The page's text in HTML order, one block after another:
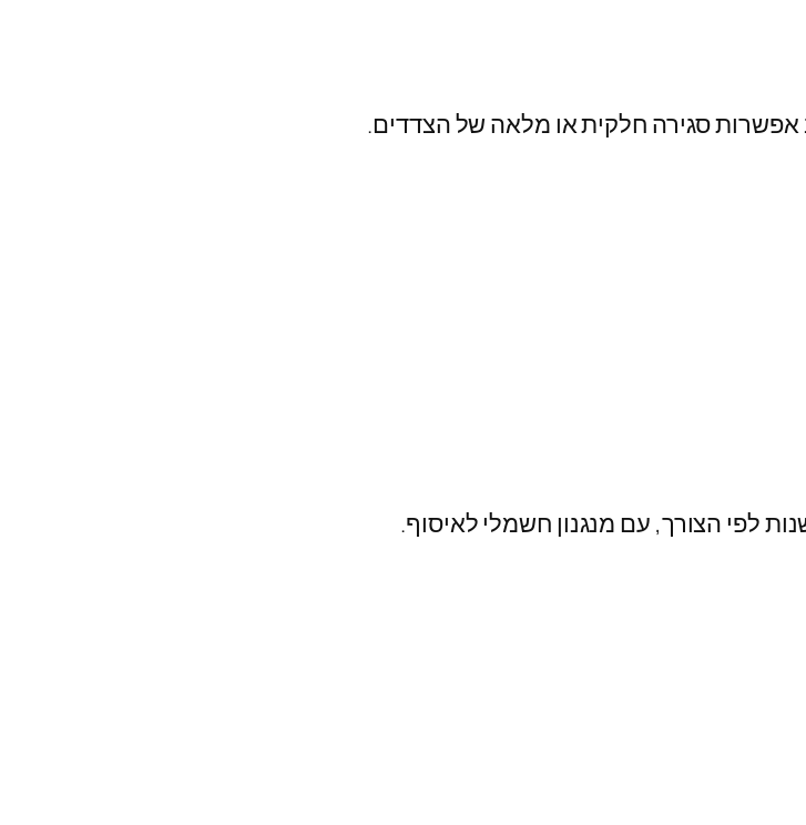
אפשרות סגירה חלקית או מלאה של הצדדים.
לפי הצורך, עם מנגנון חשמלי לאיסוף.